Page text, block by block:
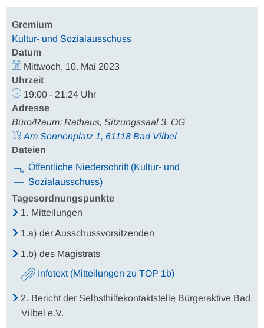
Gremium
Kultur- und Sozialausschuss
Datum
Mittwoch, 10. Mai 2023
Uhrzeit
19:00 - 21:24 Uhr
Adresse
Büro/Raum: Rathaus, Sitzungssaal 3. OG
Am Sonnenplatz 1, 61118 Bad Vilbel
Dateien
Öffentliche Niederschrift (Kultur- und
Sozialausschuss)
Tagesordnungspunkte
1. Mitteilungen
1.a) der Ausschussvorsitzenden
1.b) des Magistrats
Infotext (Mitteilungen zu TOP 1b)
2. Bericht der Selbsthilfekontaktstelle Bürgeraktive Bad
Vilbel e.V.